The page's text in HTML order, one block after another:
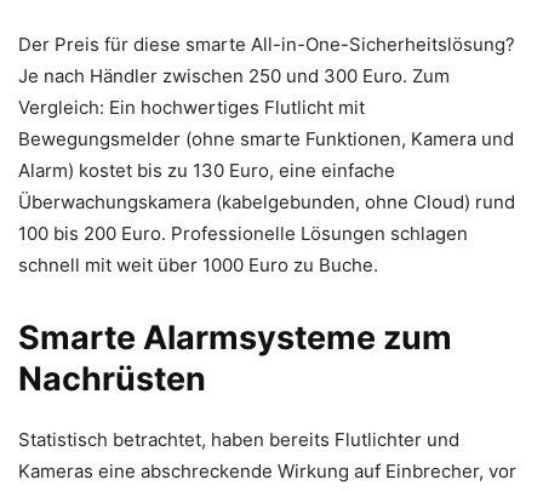
Der Preis für diese smarte All-in-One-Sicherheitslösung?
Je nach Händler zwischen 250 und 300 Euro. Zum
Vergleich: Ein hochwertiges Flutlicht mit
Bewegungsmelder (ohne smarte Funktionen, Kamera und
Alarm) kostet bis zu 130 Euro, eine einfache
Überwachungskamera (kabelgebunden, ohne Cloud) rund
100 bis 200 Euro. Professionelle Lösungen schlagen
schnell mit weit über 1000 Euro zu Buche.
Smarte Alarmsysteme zum
Nachrüsten
Statistisch betrachtet, haben bereits Flutlichter und
Kameras eine abschreckende Wirkung auf Einbrecher, vor